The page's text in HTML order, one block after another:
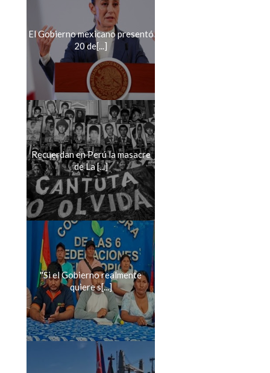
El Gobierno mexicano presentó
20 de[...]
Recuerdan en Perú la masacre
de La [...]
''Si el Gobierno realmente
quiere s[...]